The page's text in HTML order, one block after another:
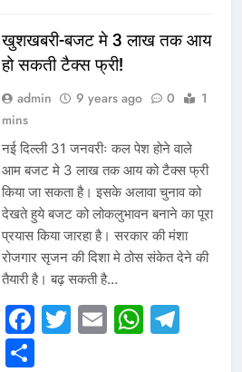
खुशखबरी-बजट मे 3 लाख तक आय
हो सकती टैक्स फ्री!
admin 9 years ago 0
1
mins
नई दिल्ली 31 जनवरीः कल पेश होने वाले
आम बजट मे 3 लाख तक आय को टैक्स फ्री
किया जा सकता है। इसके अलावा चुनाव को
देखते हुये बजट को लोकलुभावन बनाने का पूरा
प्रयास किया जारहा है। सरकार की मंशा
रोजगार सृजन की दिशा मे ठोस संकेत देने की
तैयारी है। बढ़ सकती है…
Facebook
Twitter
Email
Share